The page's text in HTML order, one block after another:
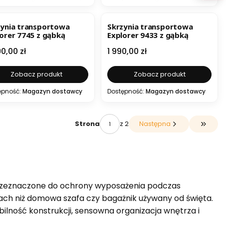
transportowa
7745 z gąbką
zł
Zobacz produkt
Magazyn dostawcy
Skrzynia transportowa
Explorer 9433 z gąbką
Cena
1 990,00 zł
Zobacz produkt
Dostępność: Magazyn dostawcy
Strona z 2 Następna
do ochrony wyposażenia podczas
niż domowa szafa czy bagażnik używany od święta.
konstrukcji, sensowna organizacja wnętrza i